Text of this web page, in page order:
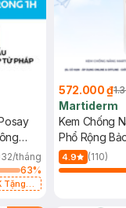
tháng
63%
Tặng
572.000 ₫
Martiderm
Kem Chống
Phổ Rộng
40ml
4.9 (110)